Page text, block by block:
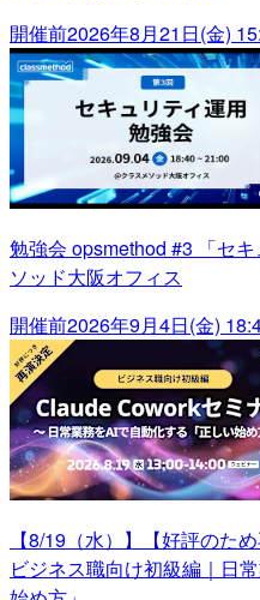
開催前2026年8月21日(金)
勉強会 opsmethod #3 「セ
ソッド大阪オフィス
開催前2026年9月4日(金)
【8/19（水）】【好評のた
ビジネス職向け初級編｜日